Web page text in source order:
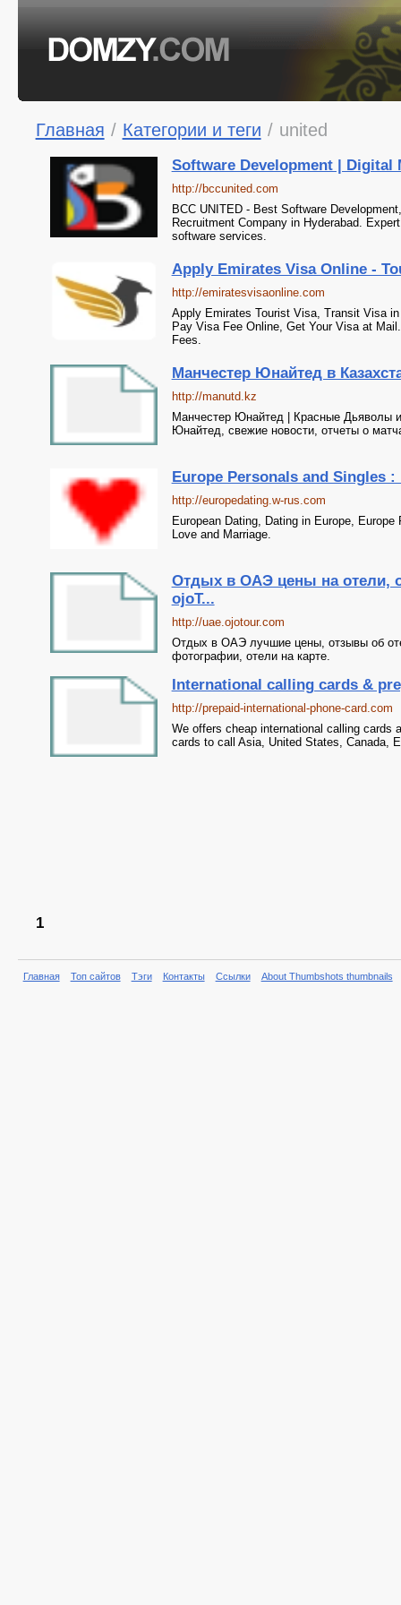
Главная / Категории и теги / united
Software Development | Digital
http://bccunited.com
BCC UNITED - Best Software
Recruitment Company in Hyderabad.
software services.
Apply Emirates Visa Online -
http://emiratesvisaonline.com
Apply Emirates Tourist Visa, Transit Visa
Pay Visa Fee Online, Get Your Visa at
Fees.
Манчестер Юнайтед в
http://manutd.kz
Манчестер Юнайтед | Красные Дьяволы
Юнайтед, свежие новости, отчеты о
Europe Personals and Singles
http://europedating.w-rus.com
European Dating, Dating in Europe,
Love and Marriage.
Отдых в ОАЭ цены на отели,
ojoT...
http://uae.ojotour.com
Отдых в ОАЭ лучшие цены, отзывы об
фотографии, отели на карте.
International calling cards &
http://prepaid-international-phone-card.com
We offers cheap international calling cards
cards to call Asia, United States, Canada,
1
Главная Топ сайтов Тэги Контакты Ссылки About Thumbshots thumbnails